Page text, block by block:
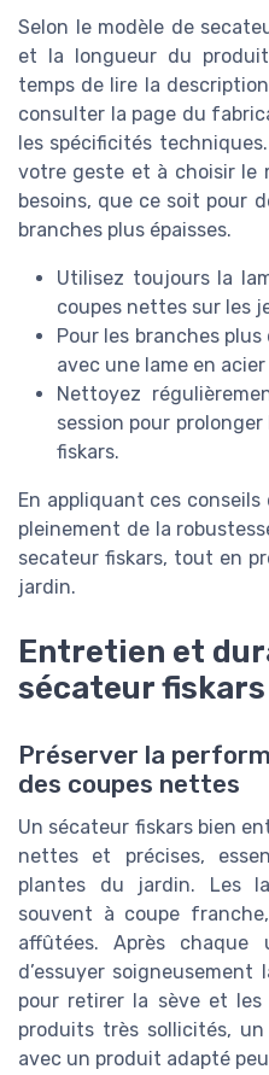
Selon le modèle de
et la longueur du
temps de lire la
consulter la page du
les spécificités
votre geste et à choisir le
besoins, que ce soit pour
branches plus épaisses.
Utilisez toujours la
coupes nettes sur les
Pour les branches
avec une lame en
Nettoyez
session pour
fiskars.
En appliquant ces
pleinement de la
secateur fiskars, tout en
jardin.
Entretien et
sécateur fiskars
Préserver la
des coupes nettes
Un sécateur fiskars bien
nettes et précises,
plantes du jardin. Les
souvent à coupe
affûtées. Après
d’essuyer
pour retirer la sève et les
produits très sollicités,
avec un produit adapté